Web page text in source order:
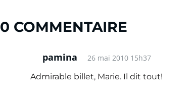
0 COMMENTAIRE
pamina
26 mai 2010 15h37
Admirable billet, Marie. Il dit tout!